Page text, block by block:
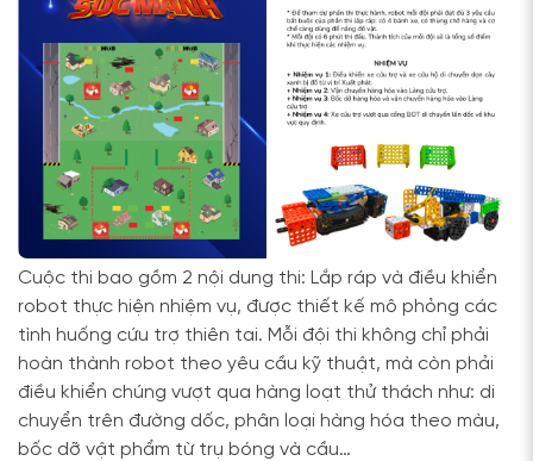
Cuộc thi bao gồm 2 nội dung thi: Lắp ráp và điều khiển
robot thực hiện nhiệm vụ, được thiết kế mô phỏng các
tình huống cứu trợ thiên tai. Mỗi đội thi không chỉ phải
hoàn thành robot theo yêu cầu kỹ thuật, mà còn phải
điều khiển chúng vượt qua hàng loạt thử thách như: di
chuyển trên đường dốc, phân loại hàng hóa theo màu,
bốc dỡ vật phẩm từ trụ bóng và cầu…